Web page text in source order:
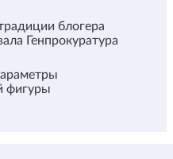
блогера
Генпрокуратура
фигуры